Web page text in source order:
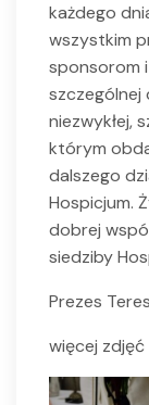
każdego
wszystkim
sponsorom
szczególnej
niezwykłej,
którym
dalszego
Hospicjum.
dobrej
siedziby
Prezes
więcej zdjęć